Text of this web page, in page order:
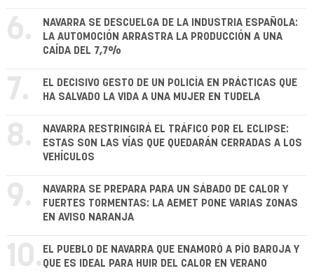
6.
NAVARRA SE DESCUELGA DE LA INDUSTRIA ESPAÑOLA:
LA AUTOMOCIÓN ARRASTRA LA PRODUCCIÓN A UNA
CAÍDA DEL 7,7%
7.
EL DECISIVO GESTO DE UN POLICÍA EN PRÁCTICAS QUE
HA SALVADO LA VIDA A UNA MUJER EN TUDELA
8.
NAVARRA RESTRINGIRÁ EL TRÁFICO POR EL ECLIPSE:
ESTAS SON LAS VÍAS QUE QUEDARÁN CERRADAS A LOS
VEHÍCULOS
9.
NAVARRA SE PREPARA PARA UN SÁBADO DE CALOR Y
FUERTES TORMENTAS: LA AEMET PONE VARIAS ZONAS
EN AVISO NARANJA
10. EL PUEBLO DE NAVARRA QUE ENAMORÓ A PÍO BAROJA Y
QUE ES IDEAL PARA HUIR DEL CALOR EN VERANO